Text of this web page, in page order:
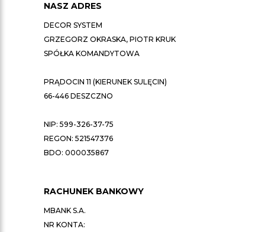
NASZ ADRES
DECOR SYSTEM
GRZEGORZ OKRASKA, PIOTR KRUK
SPÓŁKA KOMANDYTOWA
PRĄDOCIN 11 (KIERUNEK SULĘCIN)
66-446 DESZCZNO
NIP: 599-326-37-75
REGON: 521547376
BDO: 000035867
RACHUNEK BANKOWY
MBANK S.A.
NR KONTA: